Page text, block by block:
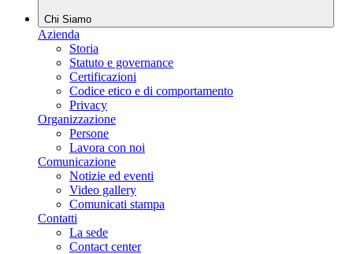
Chi Siamo
Azienda
Storia
Statuto e governance
Certificazioni
Codice etico e di comportamento
Privacy
Organizzazione
Persone
Lavora con noi
Comunicazione
Notizie ed eventi
Video gallery
Comunicati stampa
Contatti
La sede
Contact center